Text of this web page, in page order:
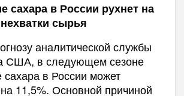
сахара в России рухнет на
сырья
аналитической службы
США, в следующем сезоне
сахара в России может
на 11,5%. Основной причиной